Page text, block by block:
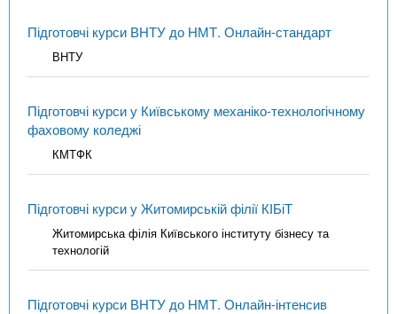
Підготовчі курси ВНТУ до НМТ. Онлайн-стандарт
ВНТУ
Підготовчі курси у Київському механіко-технологічному
фаховому коледжі
КМТФК
Підготовчі курси у Житомирській філії КІБіТ
Житомирська філія Київського інституту бізнесу та
технологій
Підготовчі курси ВНТУ до НМТ. Онлайн-інтенсив